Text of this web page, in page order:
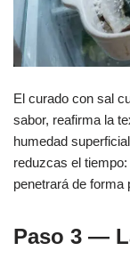
El curado con sal
sabor, reafirma la
humedad
reduzcas el
penetrará de forma
Paso 3 —